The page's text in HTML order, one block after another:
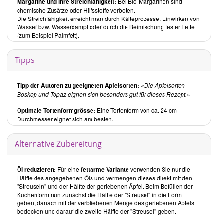
Basics
Hier finden Sie klassische Rezepte zu diversen Backwaren,
Fruchtaufstrichen und einer Gemüsebrühe. Weizenmehl oder
Mehlmischungen sind in fast jedem Gebäck enthalten, wie
beispielsweise in denSalzstangerlnoder demBauernbrot.
Vorspeisen
Von Salaten über Suppen, Eintöpfe und Aufstrichen lässt sich hier
der Portionsgrösse, auch als Hauptgericht geeignet. Als Beispiel für
Vorspeisen lässt sich dasKürbissülzchen mit Steirischem Krautsalat
Hauptspeisen
österreichischen Küche. Herzhafte Speisen, wie der
Wirsingoder denKrautstrudel mit Dillsossesind ebenso enthalten,
Rhabarberkompottoder dieGermknödel mit Mohn und Zucker
genannt.
Nachspeisen
Die Nachspeisen bilden das zweitgrösste Kapitel des Buches. Wie
nicht überraschend für österreichische Süssspeisen, sind diese
chemische Zusätze oder Hilfsstoffe verboten.
Die Streichfähigkeit erreicht man durch Kälteprozesse, Einwirken von
Wasser bzw. Wasserdampf oder durch die Beimischung fester Fette
(zum Beispiel Palmfett).
Tipps
Tipp der Autoren zu geeigneten Apfelsorten:
Die Apfelsorten
Boskop und Topaz eignen sich besonders gut für dieses Rezept.
Optimale Tortenformgrösse: Eine Tortenform von ca. 24 cm
Durchmesser eignet sich am besten.
Alternative Zubereitung
Öl reduzieren: Für einefettarme Varianteverwenden Sie nur die
Hälfte des angegebenen Öls und vermengen dieses direkt mit den
"Streuseln" und der Hälfte der geriebenen Äpfel. Beim Befüllen der
Kuchenform nun zunächst die Hälfte der "Streusel" in die Form
geben, danach mit der verbliebenen Menge des geriebenen Apfels
bedecken und darauf die zweite Hälfte der "Streusel" geben.